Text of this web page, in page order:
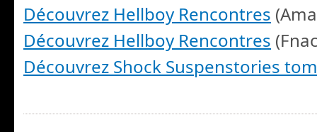
Découvrez Hellboy Rencontres
Découvrez Hellboy Rencontres
Découvrez Shock Suspenstories